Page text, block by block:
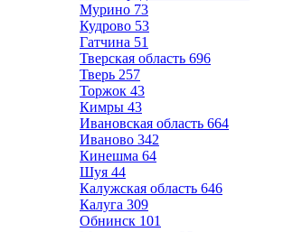
Мурино 73
Кудрово 53
Гатчина 51
Тверская область 696
Тверь 257
Торжок 43
Кимры 43
Ивановская область 664
Иваново 342
Кинешма 64
Шуя 44
Калужская область 646
Калуга 309
Обнинск 101